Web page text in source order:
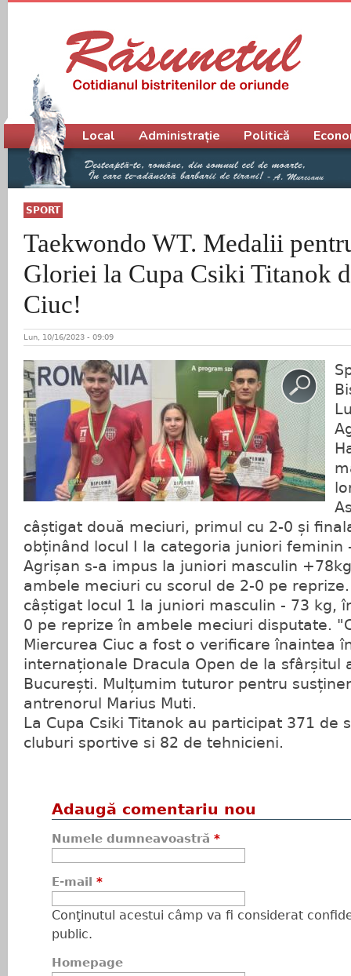
SPORT
Taekwondo WT. Medalii
Gloriei la Cupa Csiki Titanok
Ciuc!
Lun, 10/16/2023 - 09:09
câștigat două meciuri, primul cu 2-0 și
obținând locul I la categoria juniori feminin
Agrișan s-a impus la juniori masculin
ambele meciuri cu scorul de 2-0 pe
câștigat locul 1 la juniori masculin - 73 kg,
0 pe reprize în ambele meciuri disputate.
Miercurea Ciuc a fost o verificare înaintea
internaționale Dracula Open de la sfârșitul
București. Mulțumim tuturor pentru
antrenorul Marius Muti.
La Cupa Csiki Titanok au participat 371 de
cluburi sportive si 82 de tehnicieni.
Adaugă comentariu nou
Numele dumneavoastră *
E-mail *
Conţinutul acestui câmp va fi considerat
public.
Homepage
Meniu principal
Local Administrație Politică